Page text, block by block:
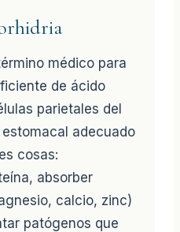
médico para
de ácido
parietales del
adecuado
cosas:
absorber
calcio, zinc)
patógenos que